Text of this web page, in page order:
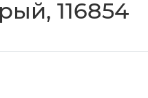
116854